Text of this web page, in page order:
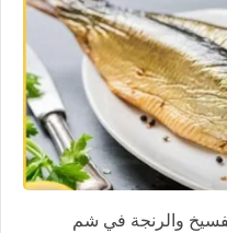
والرنجة في شم